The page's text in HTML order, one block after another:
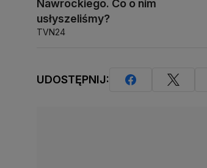
Nawrockiego. Co o nim
usłyszeliśmy?
TVN24
UDOSTĘPNIJ: